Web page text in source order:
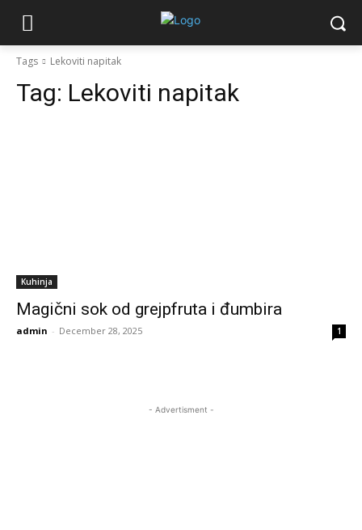
Tags Lekoviti napitak
Tag: Lekoviti napitak
Kuhinja
Magični sok od grejpfruta i đumbira
admin - December 28, 2025 1
- Advertisment -